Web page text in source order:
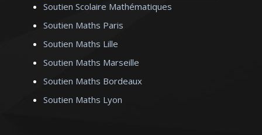
Diplômé d'une maîtrise en biologie,
j’enseigne les SVT au sein des collèges et
également formateur travaillant au sein
d'une structure chargée de
l'accompagnement scolaire. Je donne
collège et lycée) en tenant avant tout à
Soutien Scolaire Mathématiques
Soutien Maths Paris
Soutien Maths Lille
Soutien Maths Marseille
Soutien Maths Bordeaux
Soutien Maths Lyon